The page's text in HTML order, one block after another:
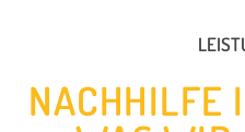
NACHHILFE